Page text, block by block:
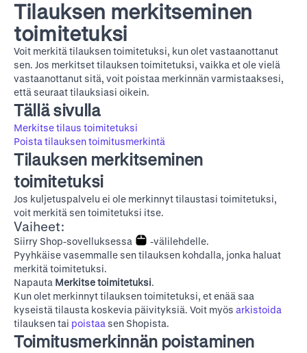
Tilauksen merkitseminen
toimitetuksi
Voit merkitä tilauksen toimitetuksi, kun olet vastaanottanut
sen. Jos merkitset tilauksen toimitetuksi, vaikka et ole vielä
vastaanottanut sitä, voit poistaa merkinnän varmistaaksesi,
että seuraat tilauksiasi oikein.
Tällä sivulla
Merkitse tilaus toimitetuksi
Poista tilauksen toimitusmerkintä
Tilauksen merkitseminen
toimitetuksi
Jos kuljetuspalvelu ei ole merkinnyt tilaustasi toimitetuksi,
voit merkitä sen toimitetuksi itse.
Vaiheet:
Siirry Shop-sovelluksessa
-välilehdelle.
Pyyhkäise vasemmalle sen tilauksen kohdalla, jonka haluat
merkitä toimitetuksi.
Napauta Merkitse toimitetuksi.
Kun olet merkinnyt tilauksen toimitetuksi, et enää saa
kyseistä tilausta koskevia päivityksiä. Voit myös arkistoida
tilauksen tai poistaa sen Shopista.
Toimitusmerkinnän poistaminen